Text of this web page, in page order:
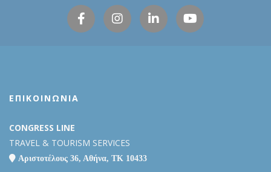
ΕΠΙΚΟΙΝΩΝΙΑ
CONGRESS LINE
TRAVEL & TOURISM SERVICES
Αριστοτέλους 36, Αθήνα, ΤΚ 10433